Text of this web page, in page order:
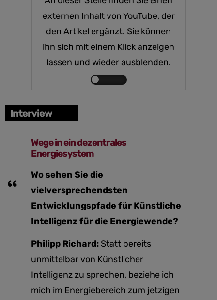
externen Inhalt von YouTube, der
den Artikel ergänzt. Sie können
ihn sich mit einem Klick anzeigen
lassen und wieder ausblenden.
Inhalte
Interview
Wege in ein dezentrales
Energiesystem
Wo sehen Sie die
vielversprechendsten
Entwicklungspfade für Künstliche
Intelligenz für die Energiewende?
Philipp Richard: Statt bereits
unmittelbar von Künstlicher
Intelligenz zu sprechen, beziehe ich
mich im Energiebereich zum jetzigen